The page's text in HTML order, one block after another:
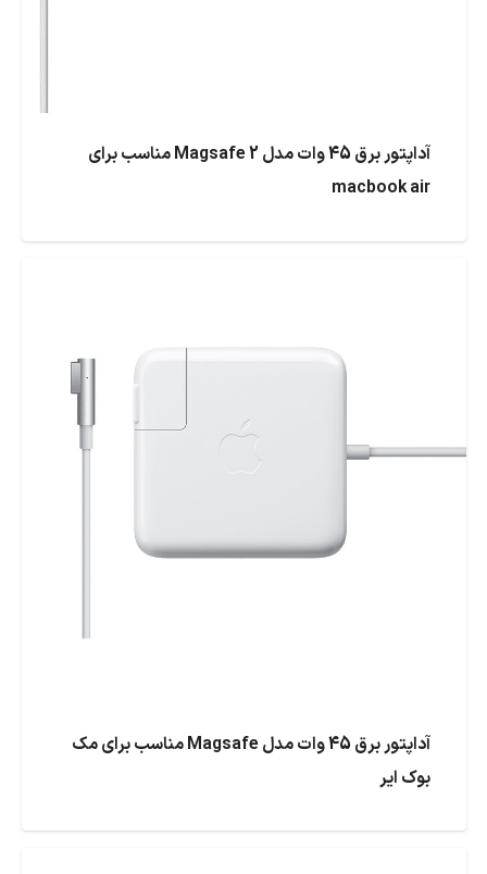
آداپتور برق 45 وات مدل Magsafe 2 مناسب برای
macbook air
آداپتور برق 45 وات مدل Magsafe مناسب برای مک
بوک ایر